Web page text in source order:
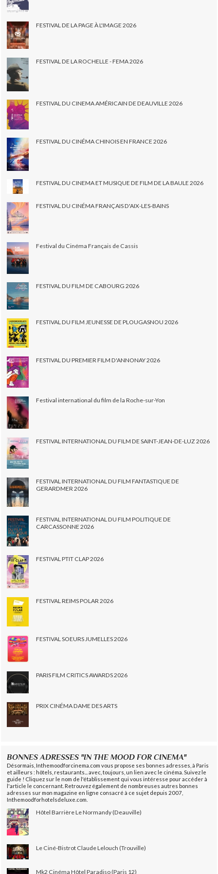
FESTIVAL DE LA PAGE À L'IMAGE 2026
FESTIVAL DE LA ROCHELLE - FEMA 2026
FESTIVAL DU CINEMA AMÉRICAIN DE DEAUVILLE 2026
FESTIVAL DU CINÉMA CHINOIS EN FRANCE 2026
FESTIVAL DU CINEMA ET MUSIQUE DE FILM DE LA BAULE 2026
FESTIVAL DU CINÉMA FRANÇAIS D'AIX-LES-BAINS
Festival du Cinéma Français de Cassis
FESTIVAL DU FILM DE CABOURG 2026
FESTIVAL DU FILM JEUNESSE DE PLOUGASNOU 2026
FESTIVAL DU PREMIER FILM D'ANNONAY 2026
Festival international du film de la Roche-sur-Yon
FESTIVAL INTERNATIONAL DU FILM DE SAINT-JEAN-DE-LUZ 2026
FESTIVAL INTERNATIONAL DU FILM FANTASTIQUE DE
GERARDMER 2026
FESTIVAL INTERNATIONAL DU FILM POLITIQUE DE
CARCASSONNE 2026
FESTIVAL PTIT CLAP 2026
FESTIVAL REIMS POLAR 2026
FESTIVAL SOEURS JUMELLES 2026
PARIS FILM CRITICS AWARDS 2026
PRIX CINÉMA DAME DES ARTS
BONNES ADRESSES "IN THE MOOD FOR CINEMA"
Désormais, Inthemoodforcinema.com vous propose ses bonnes adresses, à Paris
et ailleurs : hôtels, restaurants... avec, toujours, un lien avec le cinéma. Suivez le
guide ! Cliquez sur le nom de l'établissement qui vous intéresse pour accéder à
l'article le concernant. Retrouvez également de nombreuses autres bonnes
adresses sur mon magazine en ligne consacré à ce sujet depuis 2007,
Inthemoodforhotelsdeluxe.com.
Hôtel Barrière Le Normandy (Deauville)
Le Ciné-Bistrot Claude Lelouch (Trouville)
Mk2 Cinéma Hôtel Paradiso (Paris 12)